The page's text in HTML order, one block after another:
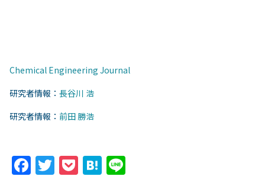
Chemical Engineering Journal
研究者情報： 長谷川 浩
研究者情報： 前田 勝浩
F T P H